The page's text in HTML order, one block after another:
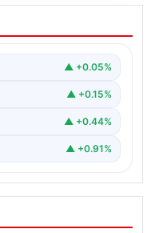
İşlenen
olay, bölgedeki
▲ +0.05%
▲ +0.15%
▲ +0.44%
▲ +0.91%